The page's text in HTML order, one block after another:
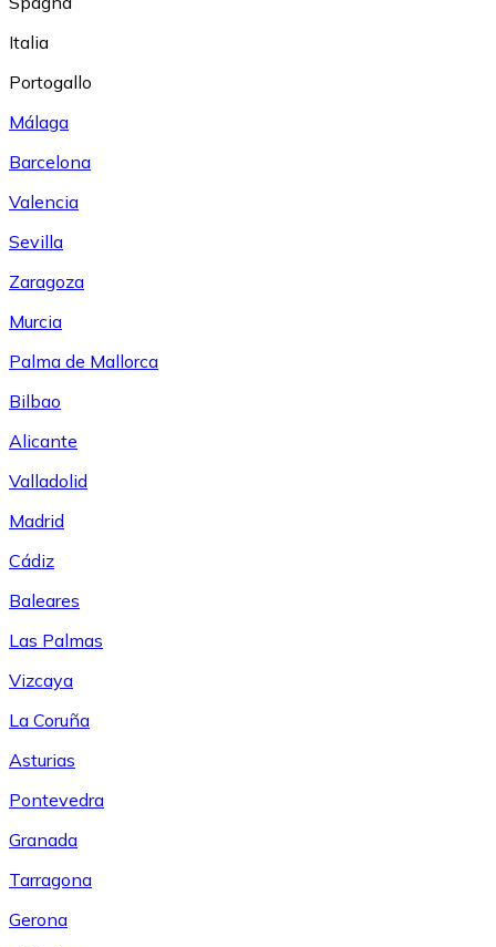
Italia
Portogallo
Málaga
Barcelona
Valencia
Sevilla
Zaragoza
Murcia
Palma de Mallorca
Bilbao
Alicante
Valladolid
Madrid
Cádiz
Baleares
Las Palmas
Vizcaya
La Coruña
Asturias
Pontevedra
Granada
Tarragona
Gerona